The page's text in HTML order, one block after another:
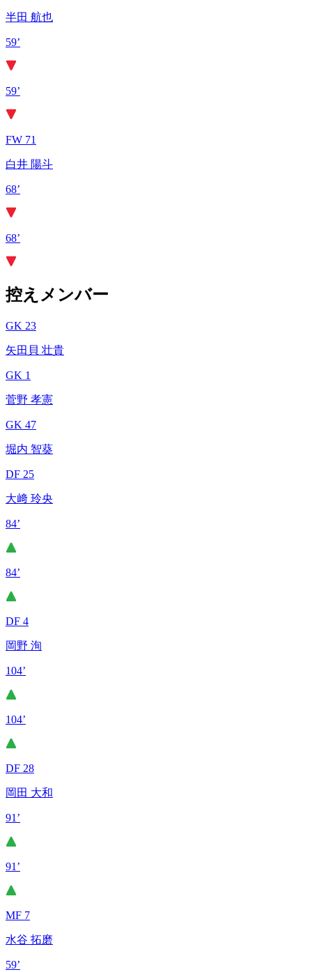
半田 航也
59’
59’
FW 71
白井 陽斗
68’
68’
控えメンバー
GK 23
矢田貝 壮貴
GK 1
菅野 孝憲
GK 47
堀内 智葵
DF 25
大﨑 玲央
84’
84’
DF 4
岡野 洵
104’
104’
DF 28
岡田 大和
91’
91’
MF 7
水谷 拓磨
59’